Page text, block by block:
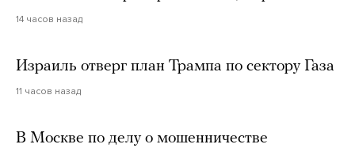
14 часов назад
Израиль отверг план Трампа по сектору Газа
11 часов назад
В Москве по делу о мошенничестве